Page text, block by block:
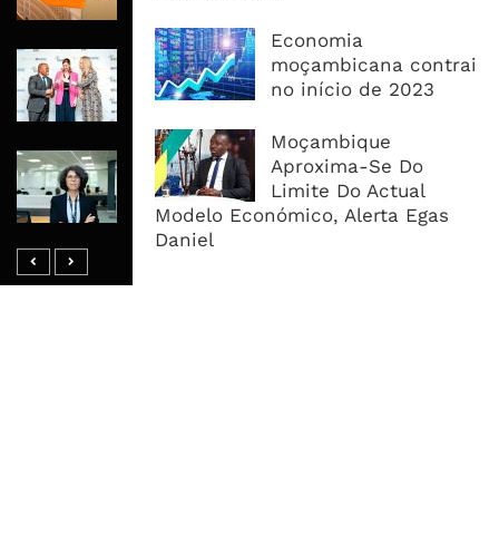
Economia
moçambicana contrai
no início de 2023
Moçambique
Aproxima-Se Do
Limite Do Actual
Modelo Económico, Alerta Egas
Daniel
RAIZ Arranca Com 4 Milhões De
Libras Para Criar Novas Soluções De
Banco De Desenvolvimento Pode
Mobilizar Capital, Mas Governação
Define O Resultado